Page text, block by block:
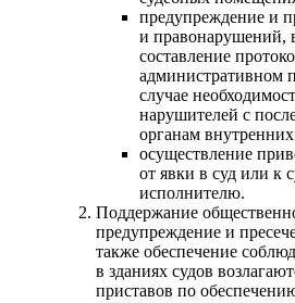
предупреждение и
и правонарушений,
составление
административном
случае
нарушителей с
органам
осуществление
от явки в суд или к
исполнителю.
Поддержание
предупреждение и
также обеспечение
в зданиях судов
приставов по